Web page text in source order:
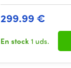
299.99 €
En stock1 uds.